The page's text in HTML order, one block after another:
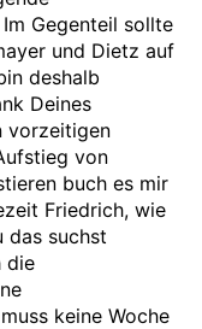
Im Gegenteil sollte
und Dietz auf
deshalb
Deines
vorzeitigen
von
buch es mir
Friedrich, wie
das suchst
die
keine Woche